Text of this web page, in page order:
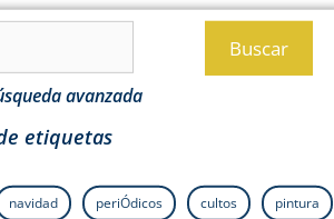
Buscar
avanzada
etiquetas
navidad periÓdicos cultos pintura